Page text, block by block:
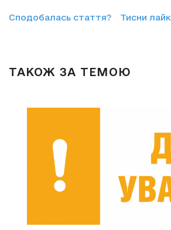
Сподобалась стаття? Тисни лайк
ТАКОЖ ЗА ТЕМОЮ